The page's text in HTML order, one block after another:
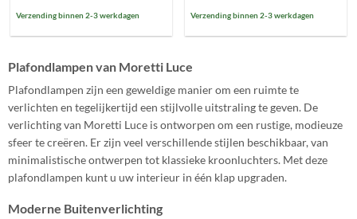
Verzending binnen 2-3 werkdagen Verzending binnen 2-3 werkdagen
Plafondlampen van Moretti Luce
Plafondlampen zijn een geweldige manier om een ruimte te
verlichten en tegelijkertijd een stijlvolle uitstraling te geven. De
verlichting van Moretti Luce is ontworpen om een rustige, modieuze
sfeer te creëren. Er zijn veel verschillende stijlen beschikbaar, van
minimalistische ontwerpen tot klassieke kroonluchters. Met deze
plafondlampen kunt u uw interieur in één klap upgraden.
Moderne Buitenverlichting